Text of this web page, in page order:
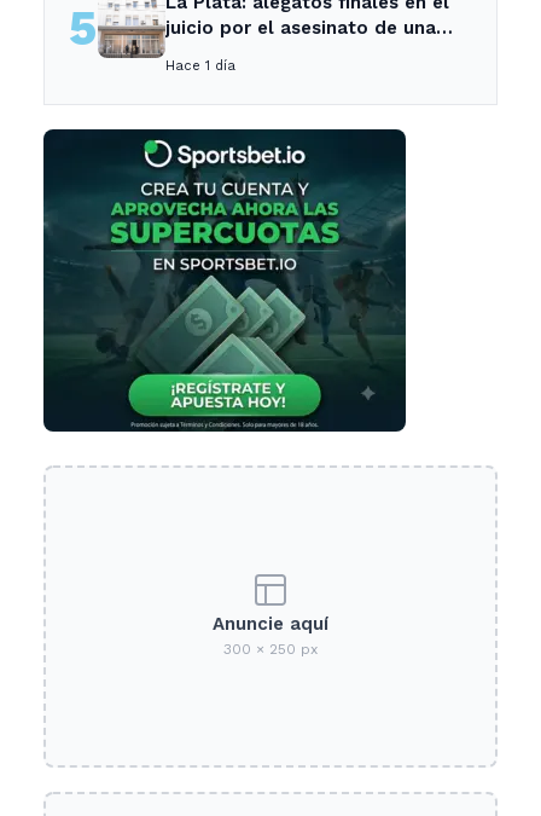
5
juicio por el asesinato de una
Hace 1 día
Anuncie aquí
300 × 250 px